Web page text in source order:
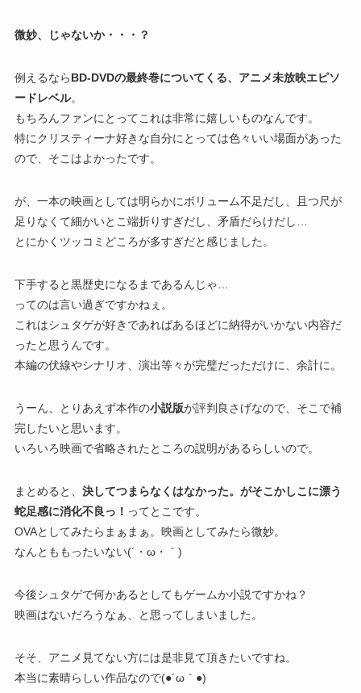
微妙、じゃないか・・・？
例えるならBD-DVDの最終巻についてくる、アニメ未放映エピソ
ードレベル。
もちろんファンにとってこれは非常に嬉しいものなんです。
特にクリスティーナ好きな自分にとっては色々いい場面があった
ので、そこはよかったです。
が、一本の映画としては明らかにボリューム不足だし、且つ尺が
足りなくて細かいとこ端折りすぎだし、矛盾だらけだし…
とにかくツッコミどころが多すぎだと感じました。
下手すると黒歴史になるまであるんじゃ…
ってのは言い過ぎですかねぇ。
これはシュタゲが好きであればあるほどに納得がいかない内容だ
ったと思うんです。
本編の伏線やシナリオ、演出等々が完璧だっただけに、余計に。
うーん、とりあえず本作の小説版が評判良さげなので、そこで補
完したいと思います。
いろいろ映画で省略されたところの説明があるらしいので。
まとめると、 決してつまらなくはなかった。がそこかしこに漂う
蛇足感に消化不良っ！ ってとこです。
OVAとしてみたらまぁまぁ。映画としてみたら微妙。
なんとももったいない(´・ω・｀)
今後シュタゲで何かあるとしてもゲームか小説ですかね？
映画はないだろうなぁ、と思ってしまいました。
そそ、アニメ見てない方には是非見て頂きたいですね。
本当に素晴らしい作品なので(●´ω｀●)